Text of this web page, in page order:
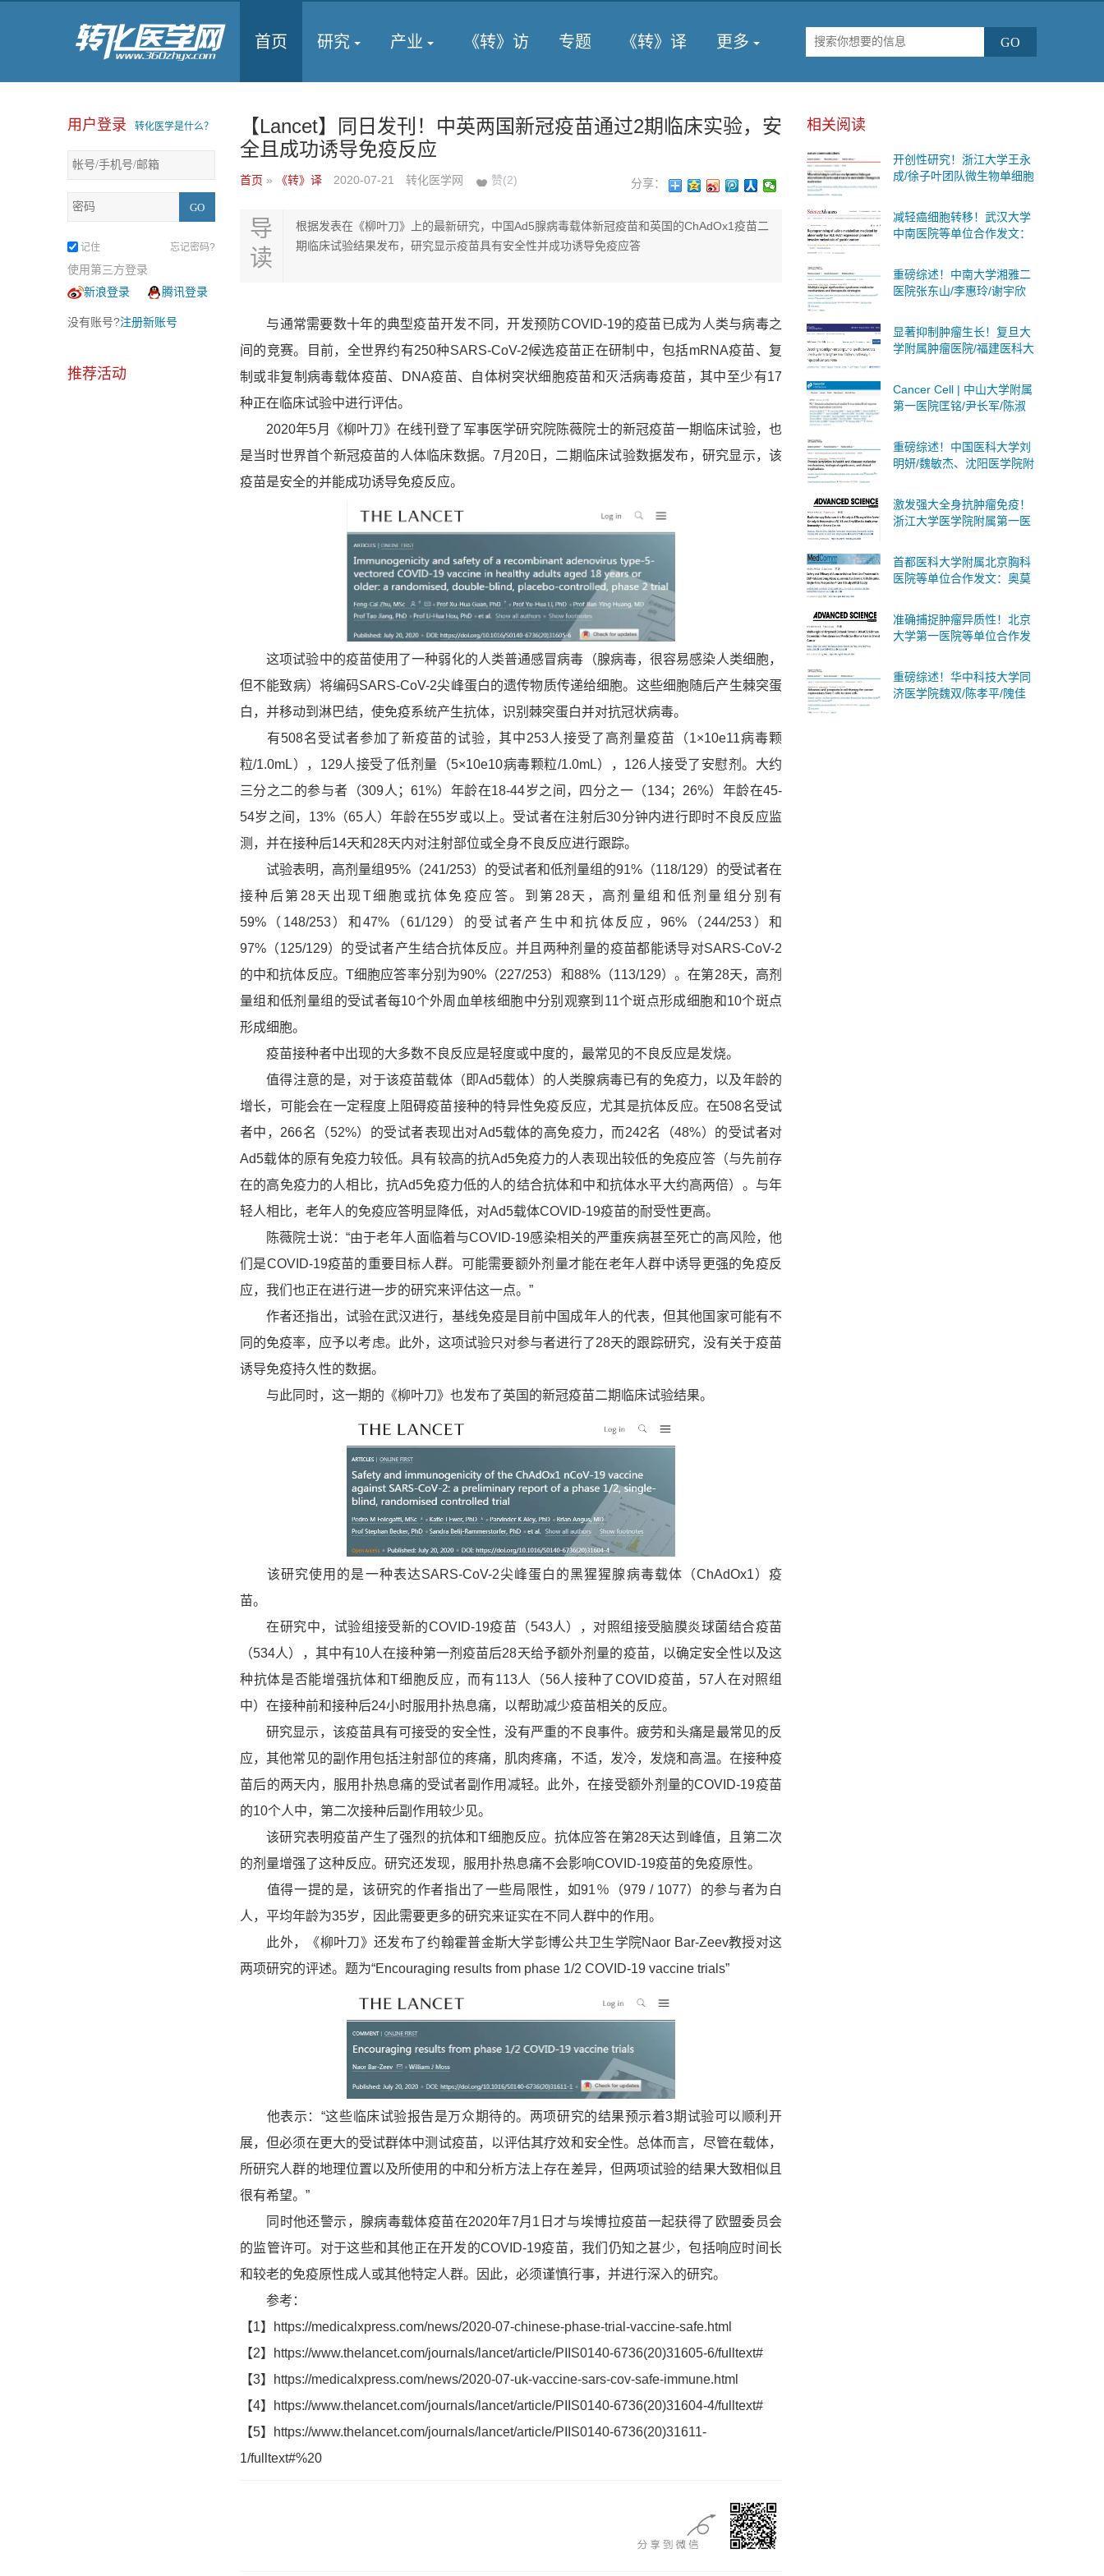
首页 研究 产业 《转》访 专题 《转》译 更多
用户登录 转化医学是什么？
记住 忘记密码?
使用第三方登录
新浪登录
腾讯登录
没有账号?注册新账号
推荐活动
【Lancet】同日发刊！中英两国新冠疫苗通过2期临床实验，安
全且成功诱导免疫反应
首页 » 《转》译 2020-07-21 转化医学网 赞(2) 分享：
导
读
根据发表在《柳叶刀》上的最新研究，中国Ad5腺病毒载体新冠疫苗和英国的ChAdOx1疫苗二
期临床试验结果发布，研究显示疫苗具有安全性并成功诱导免疫应答
与通常需要数十年的典型疫苗开发不同，开发预防COVID-19的疫苗已成为人类与病毒之
间的竞赛。目前，全世界约有250种SARS-CoV-2候选疫苗正在研制中，包括mRNA疫苗、复
制或非复制病毒载体疫苗、DNA疫苗、自体树突状细胞疫苗和灭活病毒疫苗，其中至少有17
种正在临床试验中进行评估。
2020年5月《柳叶刀》在线刊登了军事医学研究院陈薇院士的新冠疫苗一期临床试验，也
是当时世界首个新冠疫苗的人体临床数据。7月20日，二期临床试验数据发布，研究显示，该
疫苗是安全的并能成功诱导免疫反应。
这项试验中的疫苗使用了一种弱化的人类普通感冒病毒（腺病毒，很容易感染人类细胞，
但不能致病）将编码SARS-CoV-2尖峰蛋白的遗传物质传递给细胞。这些细胞随后产生棘突蛋
白，并移动到淋巴结，使免疫系统产生抗体，识别棘突蛋白并对抗冠状病毒。
有508名受试者参加了新疫苗的试验，其中253人接受了高剂量疫苗（1×10e11病毒颗
粒/1.0mL），129人接受了低剂量（5×10e10病毒颗粒/1.0mL），126人接受了安慰剂。大约
三分之二的参与者（309人；61%）年龄在18-44岁之间，四分之一（134；26%）年龄在45-
54岁之间，13%（65人）年龄在55岁或以上。受试者在注射后30分钟内进行即时不良反应监
测，并在接种后14天和28天内对注射部位或全身不良反应进行跟踪。
试验表明，高剂量组95%（241/253）的受试者和低剂量组的91%（118/129）的受试者在
接种后第28天出现T细胞或抗体免疫应答。到第28天，高剂量组和低剂量组分别有
59%（148/253）和47%（61/129）的受试者产生中和抗体反应，96%（244/253）和
97%（125/129）的受试者产生结合抗体反应。并且两种剂量的疫苗都能诱导对SARS-CoV-2
的中和抗体反应。T细胞应答率分别为90%（227/253）和88%（113/129）。在第28天，高剂
量组和低剂量组的受试者每10个外周血单核细胞中分别观察到11个斑点形成细胞和10个斑点
形成细胞。
疫苗接种者中出现的大多数不良反应是轻度或中度的，最常见的不良反应是发烧。
值得注意的是，对于该疫苗载体（即Ad5载体）的人类腺病毒已有的免疫力，以及年龄的
增长，可能会在一定程度上阻碍疫苗接种的特异性免疫反应，尤其是抗体反应。在508名受试
者中，266名（52%）的受试者表现出对Ad5载体的高免疫力，而242名（48%）的受试者对
Ad5载体的原有免疫力较低。具有较高的抗Ad5免疫力的人表现出较低的免疫应答（与先前存
在的高免疫力的人相比，抗Ad5免疫力低的人的结合抗体和中和抗体水平大约高两倍）。与年
轻人相比，老年人的免疫应答明显降低，对Ad5载体COVID-19疫苗的耐受性更高。
陈薇院士说：“由于老年人面临着与COVID-19感染相关的严重疾病甚至死亡的高风险，他
们是COVID-19疫苗的重要目标人群。可能需要额外剂量才能在老年人群中诱导更强的免疫反
应，我们也正在进行进一步的研究来评估这一点。”
作者还指出，试验在武汉进行，基线免疫是目前中国成年人的代表，但其他国家可能有不
同的免疫率，应予以考虑。此外，这项试验只对参与者进行了28天的跟踪研究，没有关于疫苗
诱导免疫持久性的数据。
与此同时，这一期的《柳叶刀》也发布了英国的新冠疫苗二期临床试验结果。
该研究使用的是一种表达SARS-CoV-2尖峰蛋白的黑猩猩腺病毒载体（ChAdOx1）疫
苗。
在研究中，试验组接受新的COVID-19疫苗（543人），对照组接受脑膜炎球菌结合疫苗
（534人），其中有10人在接种第一剂疫苗后28天给予额外剂量的疫苗，以确定安全性以及这
种抗体是否能增强抗体和T细胞反应，而有113人（56人接种了COVID疫苗，57人在对照组
中）在接种前和接种后24小时服用扑热息痛，以帮助减少疫苗相关的反应。
研究显示，该疫苗具有可接受的安全性，没有严重的不良事件。疲劳和头痛是最常见的反
应，其他常见的副作用包括注射部位的疼痛，肌肉疼痛，不适，发冷，发烧和高温。在接种疫
苗后的两天内，服用扑热息痛的受试者副作用减轻。此外，在接受额外剂量的COVID-19疫苗
的10个人中，第二次接种后副作用较少见。
该研究表明疫苗产生了强烈的抗体和T细胞反应。抗体应答在第28天达到峰值，且第二次
的剂量增强了这种反应。研究还发现，服用扑热息痛不会影响COVID-19疫苗的免疫原性。
值得一提的是，该研究的作者指出了一些局限性，如91％（979 / 1077）的参与者为白
人，平均年龄为35岁，因此需要更多的研究来证实在不同人群中的作用。
此外，《柳叶刀》还发布了约翰霍普金斯大学彭博公共卫生学院Naor Bar-Zeev教授对这
两项研究的评述。题为“Encouraging results from phase 1/2 COVID-19 vaccine trials”
他表示：“这些临床试验报告是万众期待的。两项研究的结果预示着3期试验可以顺利开
展，但必须在更大的受试群体中测试疫苗，以评估其疗效和安全性。总体而言，尽管在载体，
所研究人群的地理位置以及所使用的中和分析方法上存在差异，但两项试验的结果大致相似且
很有希望。”
同时他还警示，腺病毒载体疫苗在2020年7月1日才与埃博拉疫苗一起获得了欧盟委员会
的监管许可。对于这些和其他正在开发的COVID-19疫苗，我们仍知之甚少，包括响应时间长
和较老的免疫原性成人或其他特定人群。因此，必须谨慎行事，并进行深入的研究。
参考：
【1】https://medicalxpress.com/news/2020-07-chinese-phase-trial-vaccine-safe.html
【2】https://www.thelancet.com/journals/lancet/article/PIIS0140-6736(20)31605-6/fulltext#
【3】https://medicalxpress.com/news/2020-07-uk-vaccine-sars-cov-safe-immune.html
【4】https://www.thelancet.com/journals/lancet/article/PIIS0140-6736(20)31604-4/fulltext#
【5】https://www.thelancet.com/journals/lancet/article/PIIS0140-6736(20)31611-
1/fulltext#%20
相关阅读
开创性研究！浙江大学王永
成/徐子叶团队微生物单细胞
差异”与糖尿病代谢变化的内
在联系
减轻癌细胞转移！武汉大学
中南医院等单位合作发文：
策略
重磅综述！中南大学湘雅二
医院张东山/李惠玲/谢宇欣
碍综合征：分子机制与治疗
策略
显著抑制肿瘤生长！复旦大
学附属肿瘤医院/福建医科大
治疗的潜在靶点
Cancer Cell | 中山大学附属
第一医院匡铭/尹长军/陈淑
激活局部乙肝病毒B细胞应
答
重磅综述！中国医科大学刘
明妍/魏敏杰、沈阳医学院附
述蛋白质乳酸化：分子机
制、生物学意义及临床意义
激发强大全身抗肿瘤免疫！
浙江大学医学院附属第一医
疗联合疗法
首都医科大学附属北京胸科
医院等单位合作发文：奥莫
的安全性和有效性
准确捕捉肿瘤异质性！北京
大学第一医院等单位合作发
生物库
重磅综述！华中科技大学同
济医学院魏双/陈孝平/隗佳